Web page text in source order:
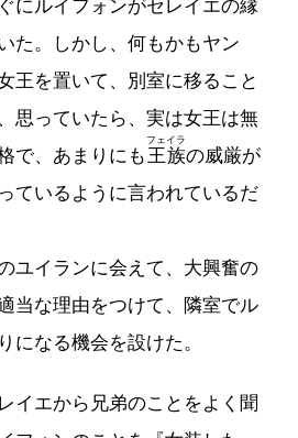
にルイフォンがセレイエの縁
た。しかし、何もかもヤン
王を置いて、別室に移ること
っていたら、実は女王は無
で、あまりにも王族
フェイラ
の威厳が
ているように言われているだ
ユイランに会えて、大興奮の
当な理由をつけて、隣室でル
になる機会を設けた。
イエから兄弟のことをよく聞